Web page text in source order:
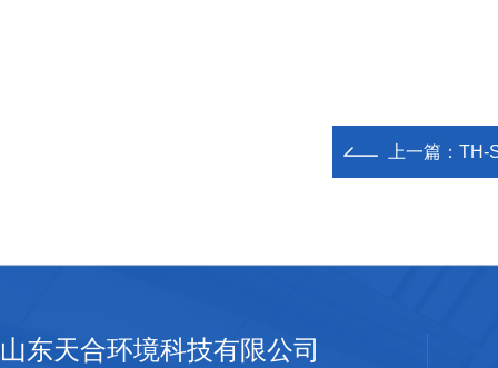
上一篇： TH-
山东天合环境科技有限公司